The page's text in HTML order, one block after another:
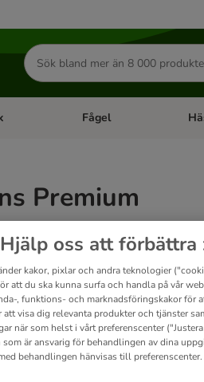
Sök
efter
produkter
category menu: SmådjurOpen category menu: Fisk
Fågel
Premium
om det är raskatter eller bondkatter -
kan leda till magproblem eller
inte tillsatser av färgämnen,
been changed
Hjälp oss att förbättra
kakor, pixlar och andra teknologier
att du ska kunna surfa och handla på vår
, funktions- och marknadsföringskakor för
att visa dig relevanta produkter och tjänster
när som helst i vårt preferenscenter
som är ansvarig för behandlingen av dina
behandlingen hänvisas till preferenscenter.